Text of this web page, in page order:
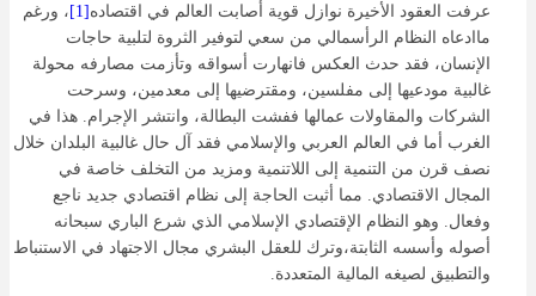
عرفت العقود الأخيرة نوازل قوية أصابت العالم في اقتصاده [1]
، ورغم
ماادعاه النظام الرأسمالي من سعي لتوفير الثروة لتلبية حاجات
الإنسان، فقد حدث العكس فانهارت أسواقه وتأزمت مصارفه محولة
غالبية مودعيها إلى مفلسين، ومقترضيها إلى معدمين، وسرحت
الشركات والمقاولات عمالها ففشت البطالة، وانتشر الإجرام. هذا في
الغرب أما في العالم العربي والإسلامي فقد آل حال غالبية البلدان خلال
نصف قرن من التنمية إلى اللاتنمية ومزيد من التخلف خاصة في
المجال الاقتصادي. مما أثبت الحاجة إلى نظام اقتصادي جديد ناجع
وفعال. وهو النظام الإقتصادي الإسلامي الذي شرع الباري سبحانه
أصوله وأسسه الثابتة،وترك للعقل البشري مجال الاجتهاد في الاستنباط
والتطبيق لصيغه المالية المتعددة.